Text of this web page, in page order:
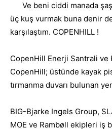
Ve beni ciddi manada
üç kuş vurmak buna denir
karşılaştım. COPENHILL !
CopenHill Enerji Santrali ve
CopenHill; üstünde kayak
tırmanma duvarı bulunan
BIG-Bjarke Ingels Group,
MOE ve Rambøll ekipleri iş